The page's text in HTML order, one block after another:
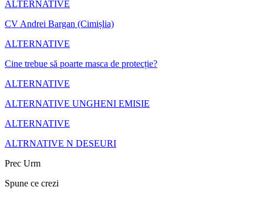
ALTERNATIVE
CV Andrei Bargan (Cimișlia)
ALTERNATIVE
Cine trebue să poarte masca de protecție?
ALTERNATIVE
ALTERNATIVE UNGHENI EMISIE
ALTERNATIVE
ALTRNATIVE N DESEURI
Prec Urm
Spune ce crezi